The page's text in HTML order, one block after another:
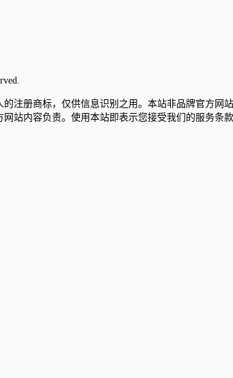
注册商标，仅供信息识别之用。本站非品牌官方
站内容负责。使用本站即表示您接受我们的服务条